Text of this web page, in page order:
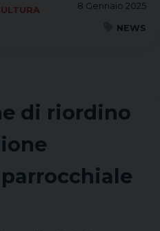
8 Gennaio 2025
NEWS
di riordino